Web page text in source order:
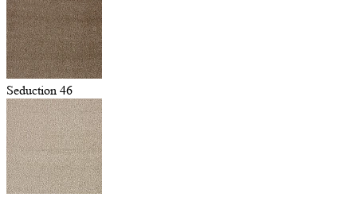
Seduction 46